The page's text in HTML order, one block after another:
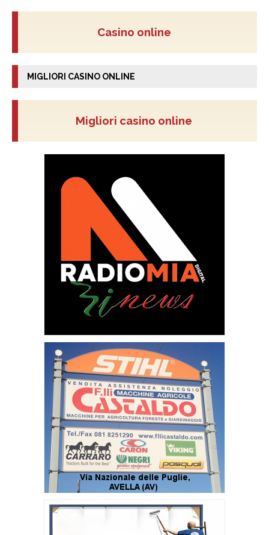
Casino online
MIGLIORI CASINO ONLINE
Migliori casino online